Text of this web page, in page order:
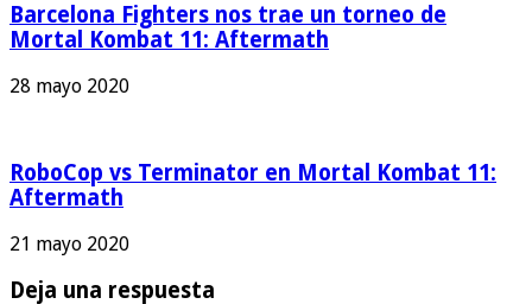
Barcelona Fighters nos trae un torneo de
Mortal Kombat 11: Aftermath
28 mayo 2020
RoboCop vs Terminator en Mortal Kombat 11:
Aftermath
21 mayo 2020
Deja una respuesta